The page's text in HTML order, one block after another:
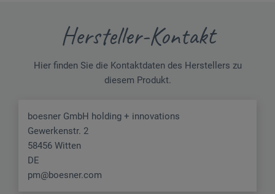
Hersteller-Kontakt
Hier finden Sie die Kontaktdaten des Herstellers zu
diesem Produkt.
boesner GmbH holding + innovations
Gewerkenstr. 2
58456 Witten
DE
pm@boesner.com